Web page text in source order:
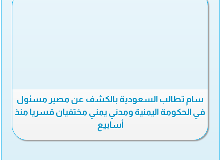
سام تطالب السعودية بالكشف عن مصير مسئول
في الحكومة اليمنية ومدني يمني مختفيان قسريا منذ
أسابيع